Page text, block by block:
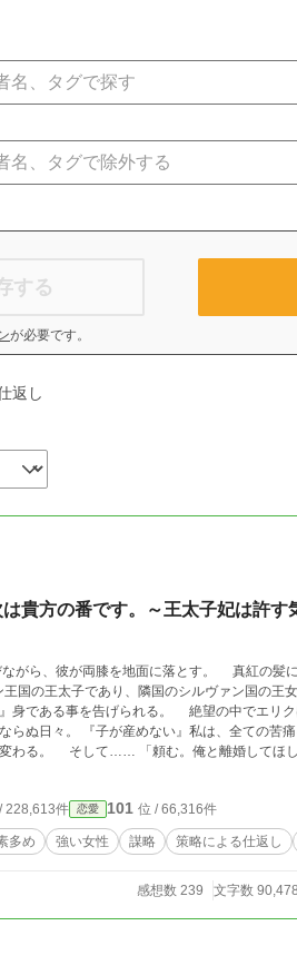
する
が必要です。
返し
は貴方の番です。～王太子妃は許す
ある事を告げられる。 絶望の中でエリクは、
らぬ日々。 『子が産めない』私は、全ての
もないエリクから告
瞬間、頭を落として頼み込むエリクに、私
方の番です』 ◇◇◇◇
活躍する爽快さを目指しております。 読ん
228,613件 恋愛 101 位 / 66,316件
多め 強い女性 謀略 策略による仕返し
感想数 239 文字数 90,478